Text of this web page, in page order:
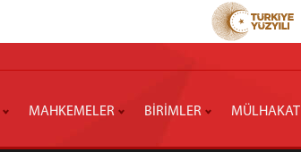
MAHKEMELER BİRİMLER